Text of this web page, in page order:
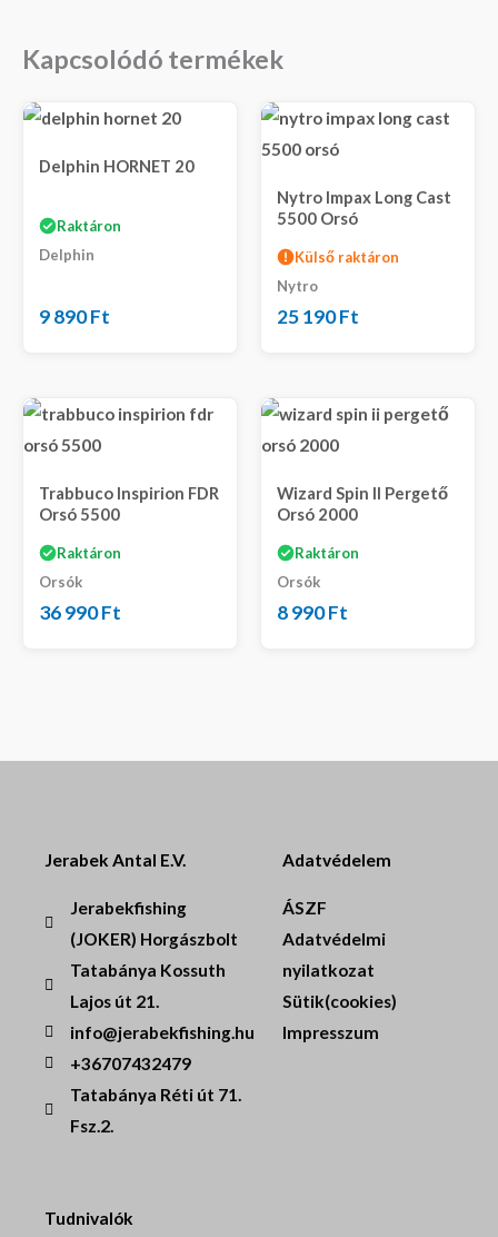
Kapcsolódó termékek
Delphin HORNET 20
Raktáron
Delphin
9 890Ft
Nytro Impax Long Cast
5500 Orsó
Külső raktáron
Nytro
25 190Ft
Trabbuco Inspirion FDR
Orsó 5500
Raktáron
Orsók
36 990Ft
Wizard Spin II Pergető
Orsó 2000
Raktáron
Orsók
8 990Ft
Jerabek Antal E.V.
Jerabekfishing
(JOKER) Horgászbolt
Tatabánya Kossuth
Lajos út 21.
info@jerabekfishing.hu
+36707432479
Tatabánya Réti út 71.
Fsz.2.
Adatvédelem
ÁSZF
Adatvédelmi
nyilatkozat
Sütik(cookies)
Impresszum
Tudnivalók